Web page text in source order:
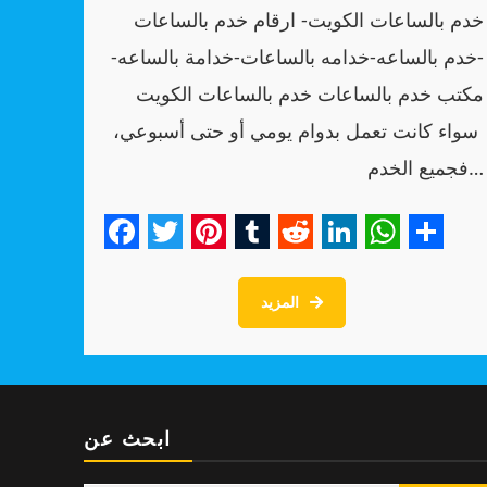
خدم بالساعات الكويت- ارقام خدم بالساعات
-خدم بالساعه-خدامه بالساعات-خدامة بالساعه-
مكتب خدم بالساعات خدم بالساعات الكويت
سواء كانت تعمل بدوام يومي أو حتى أسبوعي،
فجميع الخدم…
Facebook
TwitterPinterest
Tumblr
RedditLinkedIn
المزيد
ابحث عن